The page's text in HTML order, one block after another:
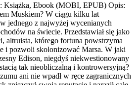
Książka, Ebook (MOBI, EPUB) Opis:
Muskiem? W ciągu kilku lat
w jednego z najwyżej wycenianych
na świecie. Przedstawiał się jako
altruista, którego fortuna powstrzyma
i pozwoli skolonizować Marsa. W jaki
Edison, niegdyś niekwestionowany
tak nieobliczalną i kontrowersyjną?
ani nie wpadł w ręce zagranicznych